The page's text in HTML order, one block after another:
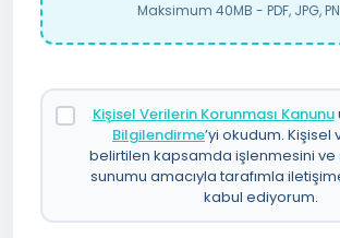
Maksimum 40MB - PDF, JPG,
Kişisel Verilerin Korunması Kanunu
Bilgilendirme’yi okudum. Kişisel
belirtilen kapsamda işlenmesini ve
sunumu amacıyla tarafımla
kabul ediyorum.